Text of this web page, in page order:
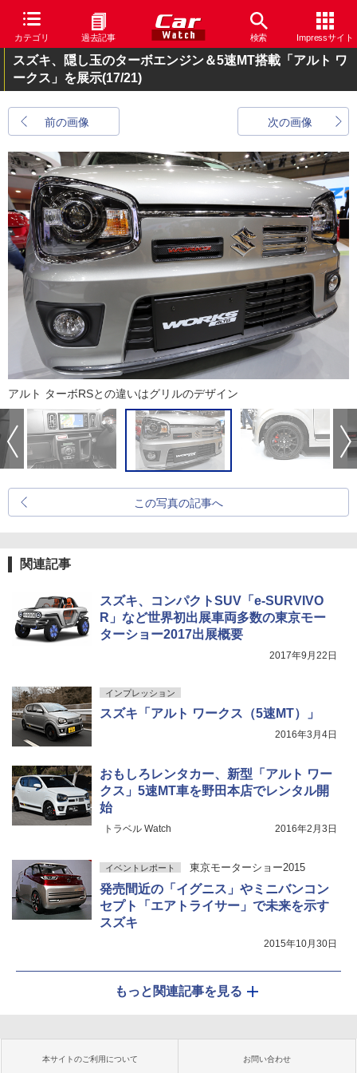
カテゴリ 過去記事 検索 Impressサイト
スズキ、隠し玉のターボエンジン＆5速MT搭載「アルト ワ
ークス」を展示(17/21)
前の画像 次の画像
アルト ターボRSとの違いはグリルのデザイン
この写真の記事へ
関連記事
スズキ、コンパクトSUV「e-SURVIVO
R」など世界初出展車両多数の東京モー
ターショー2017出展概要
2017年9月22日
インプレッション
スズキ「アルト ワークス（5速MT）」
2016年3月4日
おもしろレンタカー、新型「アルト ワー
クス」5速MT車を野田本店でレンタル開
始
トラベル Watch 2016年2月3日
イベントレポート 東京モーターショー2015
発売間近の「イグニス」やミニバンコン
セプト「エアトライサー」で未来を示す
スズキ
2015年10月30日
もっと関連記事を見る
本サイトのご利用について お問い合わせ